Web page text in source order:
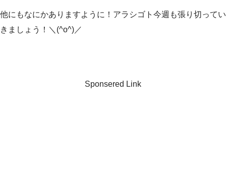
他にもなにかありますように！アラシゴト今週も張り切ってい
きましょう！＼(^o^)／
Sponsered Link